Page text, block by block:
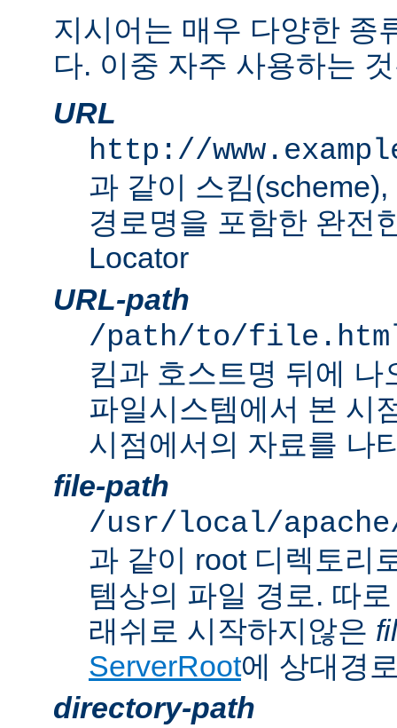
지시어는 매우 다양한 종
다. 이중 자주 사용하는
URL
http://
과 같이 스킴
경로명을 포함한 완전
Locator
URL-path
/path/to/
킴과 호스트명 뒤에
파일시스템에서 본 시
시점에서의 자료를 나
file-path
/usr/local/
과 같이 root 디렉토리
템상의 파일 경로. 따
래쉬로 시작하지않은
ServerRoot에 상대경
directory-path